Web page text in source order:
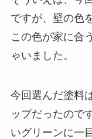
ですが、壁の色
この色が家に合
ゃいました。
今回選んだ塗料
ップだったので
いグリーンに一